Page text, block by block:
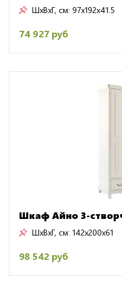
ШxВxГ, см: 97x192x41.5
74 927 руб
Шкаф Айно 3-
ШxВxГ, см: 142x200x61
98 542 руб